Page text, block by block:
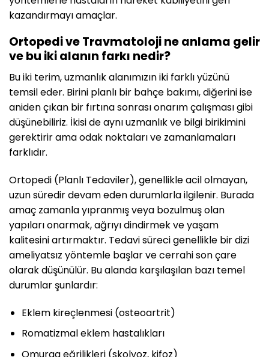
kazandırmayı amaçlar.
Ortopedi ve Travmatoloji ne anlama gelir
ve bu iki alanın farkı nedir?
Bu iki terim, uzmanlık alanımızın iki farklı yüzünü
temsil eder. Birini planlı bir bahçe bakımı, diğerini ise
aniden çıkan bir fırtına sonrası onarım çalışması gibi
düşünebiliriz. İkisi de aynı uzmanlık ve bilgi birikimini
gerektirir ama odak noktaları ve zamanlamaları
farklıdır.
Ortopedi (Planlı Tedaviler), genellikle acil olmayan,
uzun süredir devam eden durumlarla ilgilenir. Burada
amaç zamanla yıpranmış veya bozulmuş olan
yapıları onarmak, ağrıyı dindirmek ve yaşam
kalitesini artırmaktır. Tedavi süreci genellikle bir dizi
ameliyatsız yöntemle başlar ve cerrahi son çare
olarak düşünülür. Bu alanda karşılaşılan bazı temel
durumlar şunlardır:
Eklem kireçlenmesi (osteoartrit)
Romatizmal eklem hastalıkları
Omurga eğrilikleri (skolyoz, kifoz)